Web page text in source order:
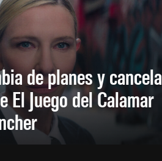
de planes y cancela
El Juego del Calamar